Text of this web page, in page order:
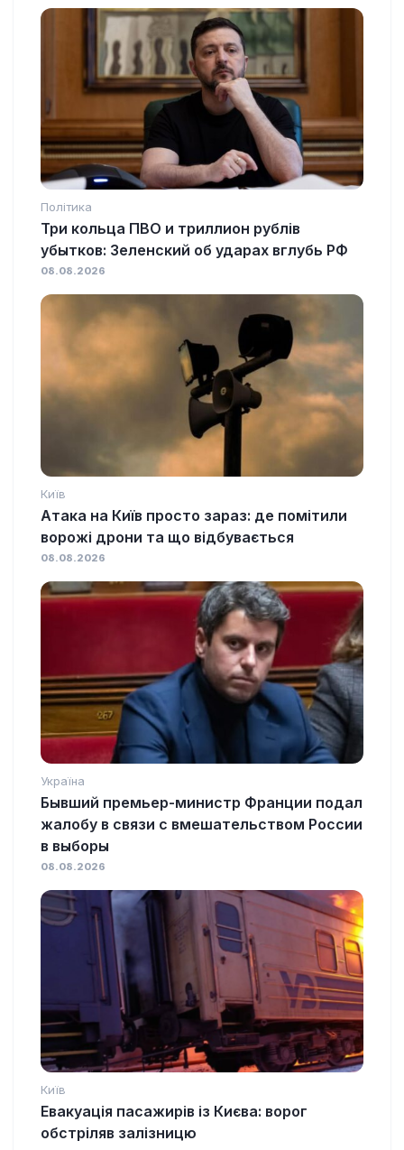
Політика
Три кольца ПВО и триллион рублів
убытков: Зеленский об ударах вглубь РФ
08.08.2026
Київ
Атака на Київ просто зараз: де помітили
ворожі дрони та що відбувається
08.08.2026
Україна
Бывший премьер-министр Франции подал
жалобу в связи с вмешательством России
в выборы
08.08.2026
Київ
Евакуація пасажирів із Києва: ворог
обстріляв залізницю